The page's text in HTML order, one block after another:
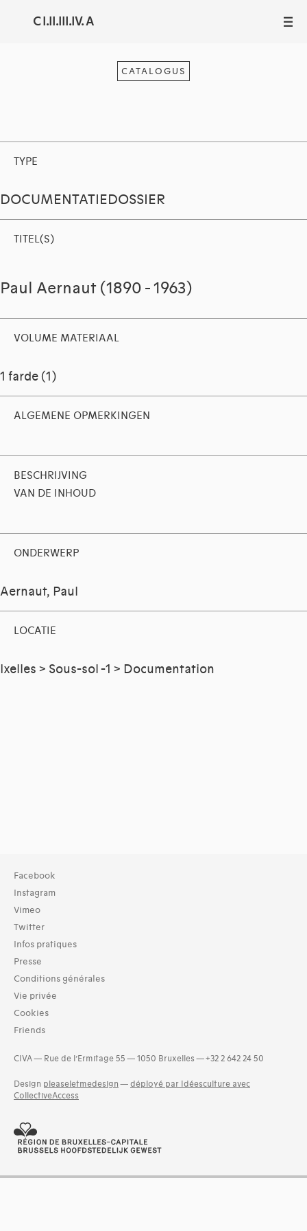
C I.II.III.IV. A III
CATALOGUS
TYPE
DOCUMENTATIEDOSSIER
TITEL(S)
Paul Aernaut (1890 - 1963)
VOLUME MATERIAAL
1 farde (1)
ALGEMENE OPMERKINGEN
BESCHRIJVING
VAN DE INHOUD
ONDERWERP
Aernaut, Paul
LOCATIE
Ixelles > Sous-sol -1 > Documentation
Facebook
Instagram
Vimeo
Twitter
Infos pratiques
Presse
Conditions générales
Vie privée
Cookies
Friends
CIVA — Rue de l’Ermitage 55 — 1050 Bruxelles — +32 2 642 24 50
Design pleaseletmedesign — déployé par Idéesculture avec
CollectiveAccess